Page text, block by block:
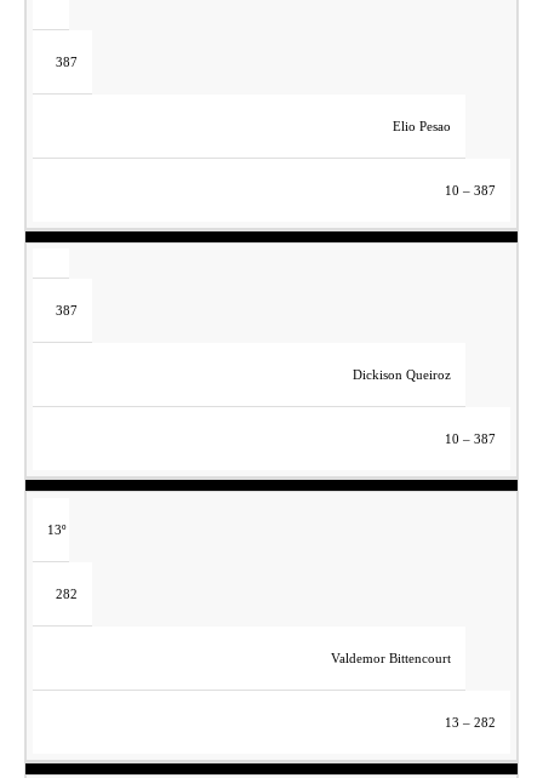
387
Elio Pesao
10 – 387
387
Dickison Queiroz
10 – 387
13º
282
Valdemor Bittencourt
13 – 282